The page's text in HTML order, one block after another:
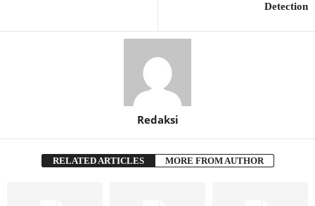
Detection
Redaksi
RELATED ARTICLES MORE FROM AUTHOR